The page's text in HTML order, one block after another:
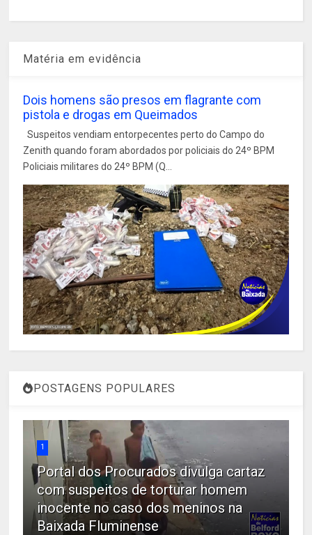
Matéria em evidência
Dois homens são presos em flagrante com
pistola e drogas em Queimados
Suspeitos vendiam entorpecentes perto do Campo do
Zenith quando foram abordados por policiais do 24º BPM
Policiais militares do 24º BPM (Q...
POSTAGENS POPULARES
1
Portal dos Procurados divulga cartaz
com suspeitos de torturar homem
inocente no caso dos meninos na
Baixada Fluminense